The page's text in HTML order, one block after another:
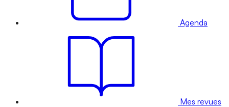
Agenda
Mes revues